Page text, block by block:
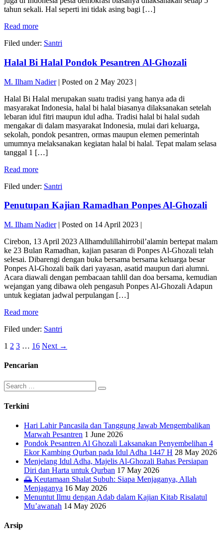
tahun sekali. Hal seperti ini tidak asing bagi […]
Read moreSatu
Menentukan
Depan
Pesantren
Al-
Ghozali”Pemilu
Al-
Ghozali”
Filed under: Santri
Halal Bi Halal Pondok Pesantren Al-Ghozali
M. Ilham Nadier| Posted on 2 May 2023 |
Halal Bi Halal merupakan suatu tradisi yang hanya ada di
masyarakat Indonesia, halal bi halal biasanya dilaksanakan setelah
lebaran idul fitri maupun idul adha. Tradisi halal bi halal sudah
mengakar di dalam masyarakat Indonesia, mulai dari keluarga,
sekolah, pondok pesantren, ormas maupun elemen pemerintah
umumnya melaksanakan kegiatan halal bi halal. Tepat malam selasa
tanggal 1 […]
Read moreHalal
Halal
Pesantren
Ghozali
Filed under: Santri
Penutupan Kajian Ramadhan Ponpes Al-Ghozali
M. Ilham Nadier| Posted on 14 April 2023 |
Cirebon, 13 April 2023 Allhamdulillahirrobil’alamin bertepat malam
ke 23 Bulan Ramadhan, kajian pasaran di Ponpes Al-Ghozali telah
selesai. Dibarengi dengan buka bersama bersama keluarga besar
Ponpes Al-Ghozali baik dari yayasan, asatid maupun dari alumni.
Acara diawali dengan pembacaan tahlil dan doa bersama, kemudian
wejangan yang dibawa oleh pengasuh Ponpes Al-Ghozali Adapun
untuk kegiatan jadwal perpulangan […]
Read morePenutupan
Ramadhan
Al-
Filed under: Santri
Posts
pagination
1 2 3 … 16 Next →
Pencarian
Search
for:
Terkini
Hari Lahir Pancasila dan Tanggung Jawab Mengembalikan
Marwah Pesantren 1 June 2026
Pondok Pesantren Al Ghozali Laksanakan Penyembelihan 4
Ekor Kambing Qurban pada Idul Adha 1447 H 28 May 2026
Menjelang Idul Adha, Majelis Al-Ghozali Bahas Persiapan
Diri dan Harta untuk Qurban 17 May 2026
🌅 Keutamaan Shalat Subuh: Siapa Menjaganya, Allah
Menjaganya 16 May 2026
Menuntut Ilmu dengan Adab dalam Kajian Kitab Risalatul
Mu’awanah 14 May 2026
Arsip